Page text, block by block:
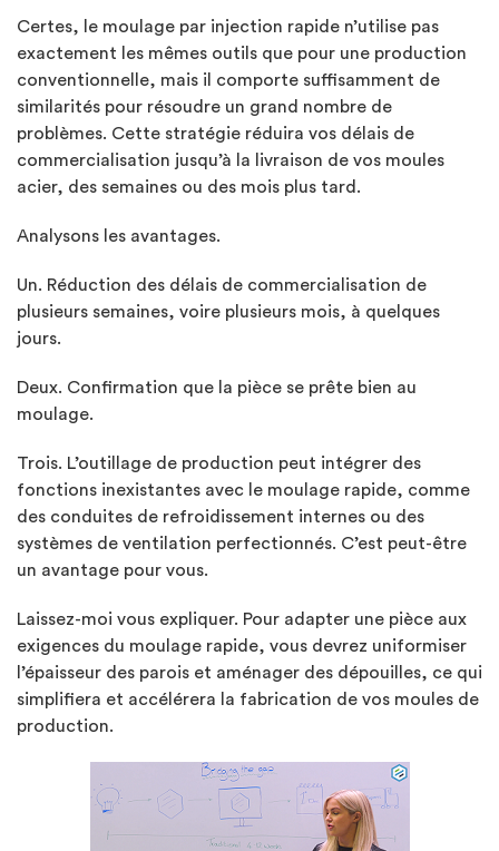
Certes, le moulage par injection rapide n’utilise pas
exactement les mêmes outils que pour une production
conventionnelle, mais il comporte suffisamment de
similarités pour résoudre un grand nombre de
problèmes. Cette stratégie réduira vos délais de
commercialisation jusqu’à la livraison de vos moules
acier, des semaines ou des mois plus tard.
Analysons les avantages.
Un. Réduction des délais de commercialisation de
plusieurs semaines, voire plusieurs mois, à quelques
jours.
Deux. Confirmation que la pièce se prête bien au
moulage.
Trois. L’outillage de production peut intégrer des
fonctions inexistantes avec le moulage rapide, comme
des conduites de refroidissement internes ou des
systèmes de ventilation perfectionnés. C’est peut-être
un avantage pour vous.
Laissez-moi vous expliquer. Pour adapter une pièce aux
exigences du moulage rapide, vous devrez uniformiser
l’épaisseur des parois et aménager des dépouilles, ce qui
simplifiera et accélérera la fabrication de vos moules de
production.